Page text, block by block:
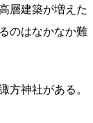
層建築が増えた
のはなかなか難
方神社がある。